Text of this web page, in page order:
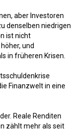
aber Investoren
denselben niedrigen
ist nicht
und
in früheren Krisen.
Finanzwelt in eine
Reale Renditen
zählt mehr als seit